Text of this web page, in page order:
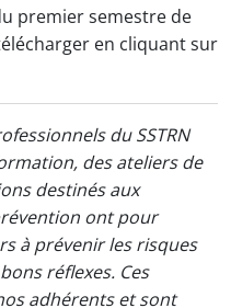
premier semestre de
en cliquant sur
du SSTRN
des ateliers de
destinés aux
ont pour
à prévenir les risques
réflexes. Ces
adhérents et sont